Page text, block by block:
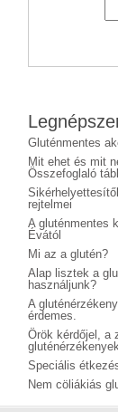
Gluténmentes
Mit ehet és mit
Összefoglaló
rejtelmei
A gluténmentes
Évától
Mi az a glutén?
Alap lisztek a
használjunk?
A
érdemes.
Örök kérdőjel, a
Speciális
Nem cöliákiás